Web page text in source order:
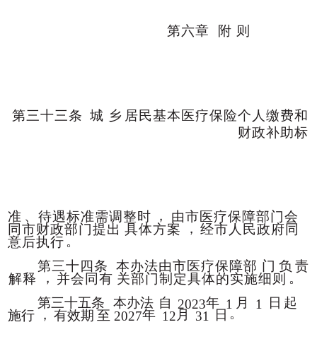
第六章 附 则
第三十三条 城 乡 居民基本医疗保险个人缴费和
财政补助标
准 、 待遇标准需调整时 ，
由市医疗保障部门会
同市财政部门提出 具体方案 ， 经市人民政府同
意后执行 。
第三十四条
本办法由市医疗保障部 门 负 责
解释
， 并会同有 关部门制定具体的实施细则 。
第三十五条
本办法 自 2023年 1 月 1 日 起
施行
， 有效期 至 2027年 12月 31 日 。